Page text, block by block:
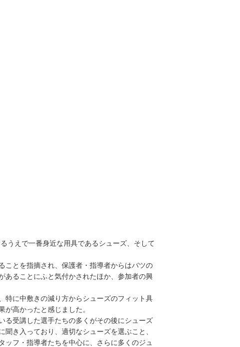
うえで一番身近な用具であるシューズ、そして
とを指摘され、保護者・指導者からはバツの
あることにふと気付かされたほか、参加者の興
に中敷きの減り方からシューズのフィット具
高かったと感じました。
受講した選手たちの多くがその後にシューズ
き入っており、適切なシューズを選ぶこと、
フ・指導者たちを中心に、さらに多くのジュ